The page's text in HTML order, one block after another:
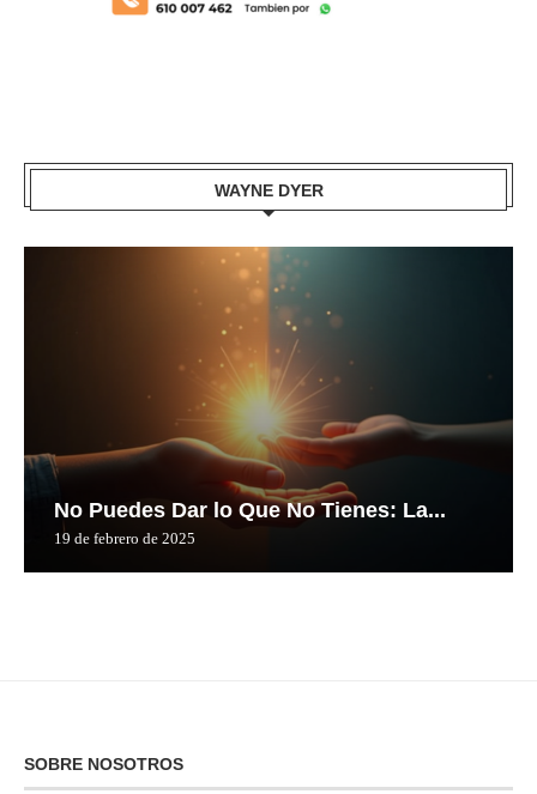
WAYNE DYER
No Puedes Dar lo Que No Tienes: La...
19 de febrero de 2025
SOBRE NOSOTROS